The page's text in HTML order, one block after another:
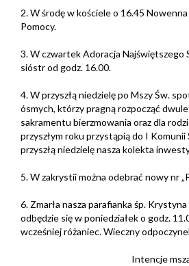
2. W środę w kościele o 16.45
Pomocy.
3. W czwartek Adoracja Najświętszego
sióstr od godz. 16.00.
4. W przyszłą niedzielę po Mszy Św.
ósmych, którzy pragną rozpocząć
sakramentu bierzmowania oraz dla
przyszłym roku przystąpią do I Komunii
przyszłą niedzielę nasza kolekta
5. W zakrystii można odebrać nowy nr
6. Zmarła nasza parafianka śp.
odbędzie się w poniedziałek o godz.
wcześniej różaniec. Wieczny
Intencje